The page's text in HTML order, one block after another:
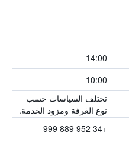
14:00
10:00
تختلف السياسات حسب
نوع الغرفة ومزود الخدمة.
+34 952 889 999